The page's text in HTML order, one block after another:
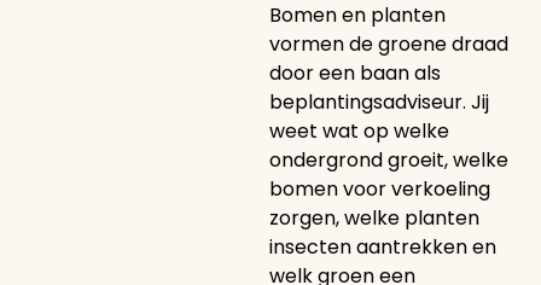
Bomen en planten
vormen de groene draad
door een baan als
beplantingsadviseur. Jij
weet wat op welke
ondergrond groeit, welke
bomen voor verkoeling
zorgen, welke planten
insecten aantrekken en
welk groen een